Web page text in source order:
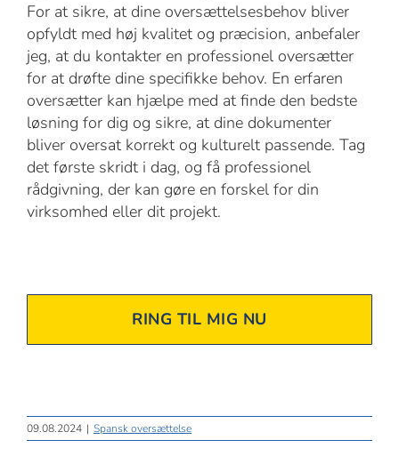
For at sikre, at dine oversættelsesbehov bliver
opfyldt med høj kvalitet og præcision, anbefaler
jeg, at du kontakter en professionel oversætter
for at drøfte dine specifikke behov. En erfaren
oversætter kan hjælpe med at finde den bedste
løsning for dig og sikre, at dine dokumenter
bliver oversat korrekt og kulturelt passende. Tag
det første skridt i dag, og få professionel
rådgivning, der kan gøre en forskel for din
virksomhed eller dit projekt.
RING TIL MIG NU
09.08.2024 | Spansk oversættelse